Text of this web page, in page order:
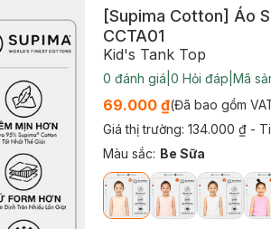
[Supima Cotton] Áo
CCTA01
Kid's Tank Top
0 đánh giá 0 Hỏi đáp Mã
69.000 ₫(Đã bao gồm
Giá thị trường: 134.000 ₫ -
Màu sắc: Be Sữa